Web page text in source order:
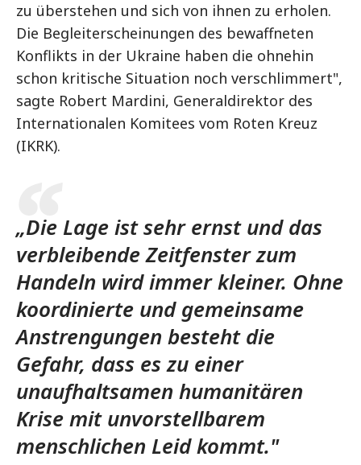
zu überstehen und sich von ihnen zu erholen.
Die Begleiterscheinungen des bewaffneten
Konflikts in der Ukraine haben die ohnehin
schon kritische Situation noch verschlimmert",
sagte Robert Mardini, Generaldirektor des
Internationalen Komitees vom Roten Kreuz
(IKRK).
„Die Lage ist sehr ernst und das
verbleibende Zeitfenster zum
Handeln wird immer kleiner. Ohne
koordinierte und gemeinsame
Anstrengungen besteht die
Gefahr, dass es zu einer
unaufhaltsamen humanitären
Krise mit unvorstellbarem
menschlichen Leid kommt."